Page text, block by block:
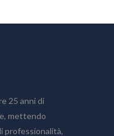
25 anni di
mettendo
professionalità,